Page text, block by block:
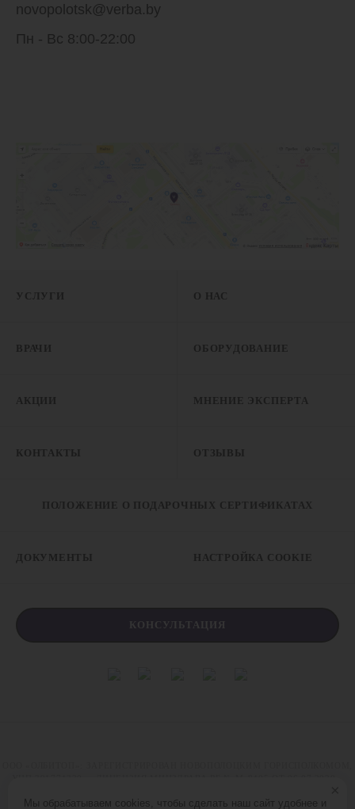
Мы обрабатываем cookies, чтобы сделать наш сайт удобнее и
novopolotsk@verba.by
Пн - Вс 8:00-22:00
УСЛУГИ О НАС
ВРАЧИ ОБОРУДОВАНИЕ
АКЦИИ МНЕНИЕ ЭКСПЕРТА
КОНТАКТЫ ОТЗЫВЫ
ПОЛОЖЕНИЕ О ПОДАРОЧНЫХ СЕРТИФИКАТАХ
ДОКУМЕНТЫ НАСТРОЙКА COOKIE
КОНСУЛЬТАЦИЯ
РЕЕСТРЕ ТОВАРНЫХ ЗНАКОВ 29.08.2018, НОМЕР РЕГИСТРАЦИИ 636231.